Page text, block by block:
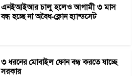
এনইআইআর চালু হলেও আগামী ৩ মাস
বন্ধ হচ্ছে না অবৈধ-ক্লোন হ্যান্ডসেট
৩ ধরনের মোবাইল ফোন বন্ধ করতে যাচ্ছে
সরকার